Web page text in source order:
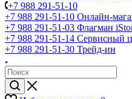
+7 988 291-51-10
+7 988 291-51-10 Онлайн-
+7 988 291-51-03 Флагман
+7 988 291-51-14 Сервисный
+7 988 291-51-30 Трейд-ин